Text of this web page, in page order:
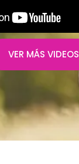
VER MÁS VIDEOS